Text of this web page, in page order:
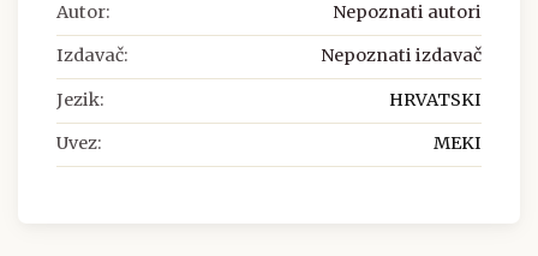
Autor: Nepoznati autori
Izdavač: Nepoznati izdavač
Jezik: HRVATSKI
Uvez: MEKI